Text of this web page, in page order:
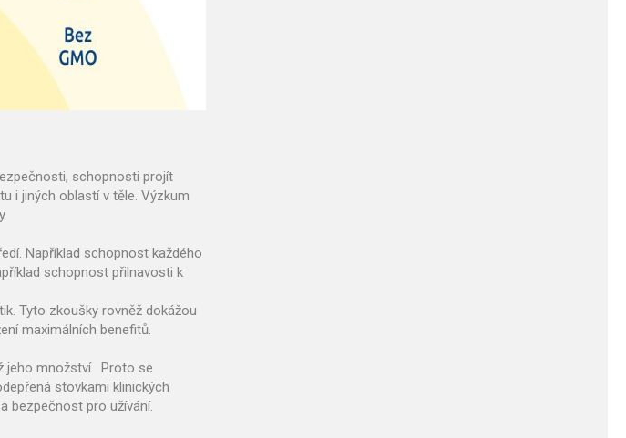
schopnosti projít
i jiných oblastí v těle. Výzkum
Například schopnost každého
schopnost přilnavosti k
Tyto zkoušky rovněž dokážou
maximálních benefitů.
jeho množství. Proto se
stovkami klinických
bezpečnost pro užívání.